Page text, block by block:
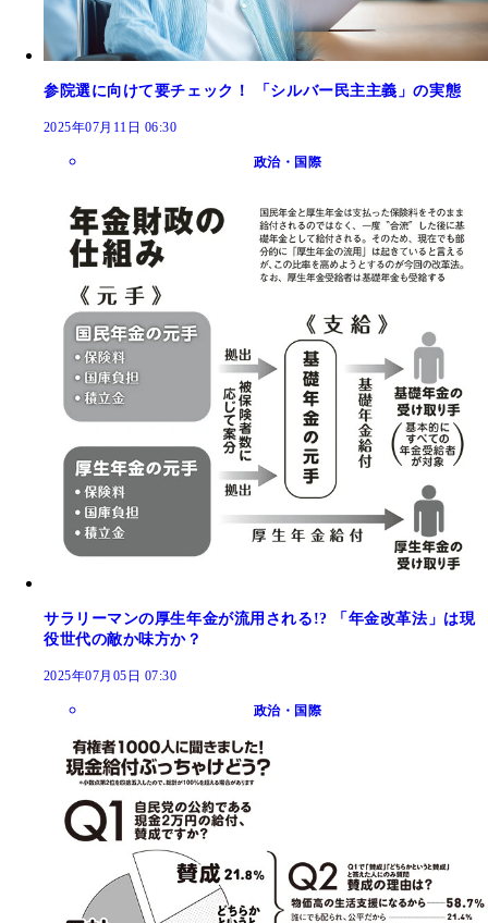
参院選に向けて要チェック！ 「シルバー民主主義」の実態
2025年07月11日 06:30
政治・国際
サラリーマンの厚生年金が流用される!? 「年金改革法」は現
役世代の敵か味方か？
2025年07月05日 07:30
政治・国際